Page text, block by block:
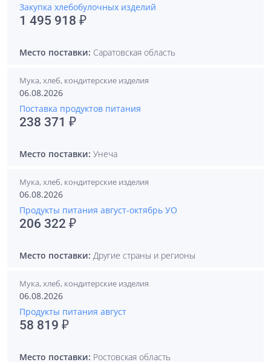
Закупка хлебобулочных изделий
1 495 918 ₽
Место поставки: Саратовская область
Мука, хлеб, кондитерские изделия
06.08.2026
Поставка продуктов питания
238 371 ₽
Место поставки: Унеча
Мука, хлеб, кондитерские изделия
06.08.2026
Продукты питания август-октябрь УО
206 322 ₽
Место поставки: Другие страны и регионы
Мука, хлеб, кондитерские изделия
06.08.2026
Продукты питания август
58 819 ₽
Место поставки: Ростовская область